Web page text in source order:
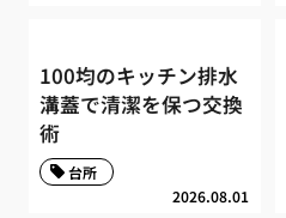
100均のキッチン排水
溝蓋で清潔を保つ交換
術
2026.08.01
台所